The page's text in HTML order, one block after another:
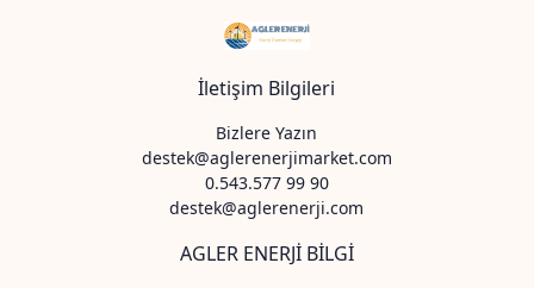
AGLER ENERJİ BİLGİ
İletişim Bilgileri
Bizlere Yazın
destek@aglerenerjimarket.com
0.543.577 99 90
destek@aglerenerji.com